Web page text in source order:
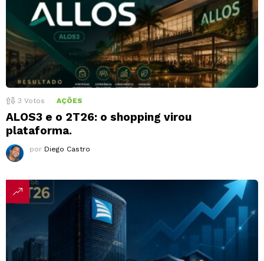
3 Votos AÇÕES
ALOS3 e o 2T26: o shopping virou
plataforma.
por Diego Castro